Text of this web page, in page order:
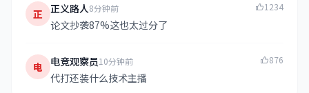
正 正义路人8分钟前
论文抄袭87%这也太过分了
1234
电 电竞观察员10分钟前
代打还装什么技术主播
876